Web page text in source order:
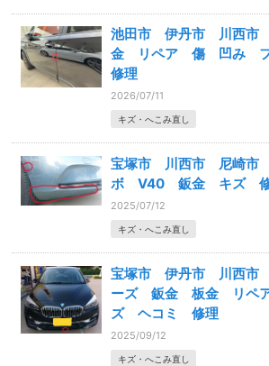
池田市 伊丹市 川西
金 リペア 傷 凹み フ
修理
2026/07/11
キズ・へこみ直し
宝塚市 川西市 尼崎
ボ V40 鈑金 キズ
2025/07/12
キズ・へこみ直し
宝塚市 伊丹市 川西市
ーズ 鈑金 板金 リペ
ズ ヘコミ 修理
2025/09/12
キズ・へこみ直し